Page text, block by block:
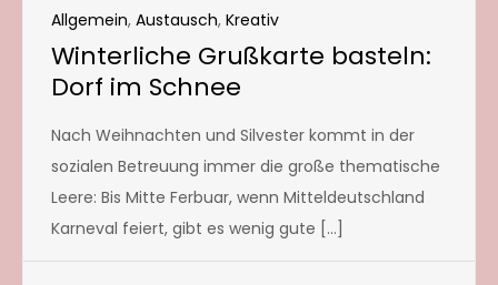
Allgemein, Austausch, Kreativ
Winterliche Grußkarte basteln:
Dorf im Schnee
Nach Weihnachten und Silvester kommt in der
sozialen Betreuung immer die große thematische
Leere: Bis Mitte Ferbuar, wenn Mitteldeutschland
Karneval feiert, gibt es wenig gute […]